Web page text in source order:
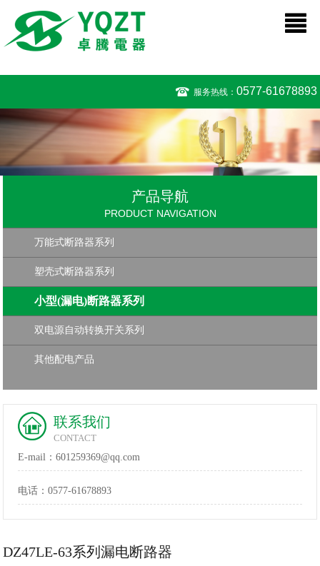
服务热线： 0577-61678893
产品导航
PRODUCT NAVIGATION
万能式断路器系列
塑壳式断路器系列
小型(漏电)断路器系列
双电源自动转换开关系列
其他配电产品
联系我们
CONTACT
E-mail：601259369@qq.com
电话：0577-61678893
DZ47LE-63系列漏电断路器